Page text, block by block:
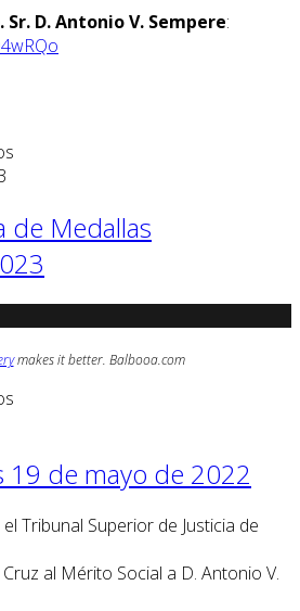
D. Antonio V. Sempere:
de Medallas
makes it better. Balbooa.com
19 de mayo de 2022
Tribunal Superior de Justicia de
al Mérito Social a D. Antonio V.